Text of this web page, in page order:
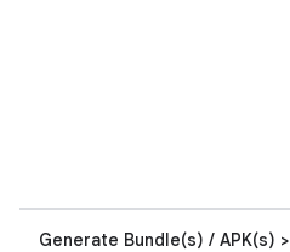
Generate Bundle(s) / APK(s) >